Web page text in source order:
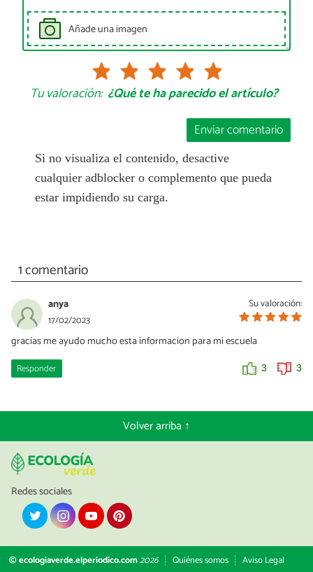
Añade una imagen
Tu valoración: ¿Qué te ha parecido el artículo?
Enviar comentario
Si no visualiza el contenido, desactive
cualquier adblocker o complemento que pueda
estar impidiendo su carga.
1 comentario
Su valoración:
anya
17/02/2023
gracias me ayudo mucho esta informacion para mi escuela
Responder 3 3
Volver arriba ↑
Redes sociales
© ecologiaverde.elperiodico.com2026 Quiénes somos
Aviso Legal